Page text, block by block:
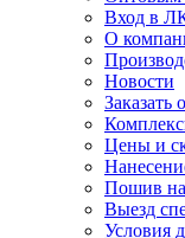
Вход в
О
Новости
Заказать
Цены и
Пошив на
Выезд
Условия